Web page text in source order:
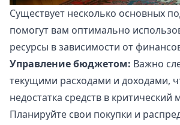
Существует несколько основных
помогут вам оптимально
ресурсы в зависимости от
Управление бюджетом: Важно
текущими расходами и доходами,
недостатка средств в критический
Планируйте свои покупки и